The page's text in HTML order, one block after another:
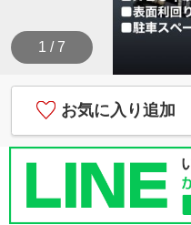
1 / 7
お気に入り追加